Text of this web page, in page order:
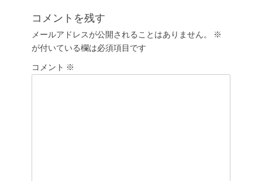
ー
シ
ョ
ン
投
コメントを残す
メールアドレスが公開されることはありません。
※
が付いている欄は必須項目です
コメント ※